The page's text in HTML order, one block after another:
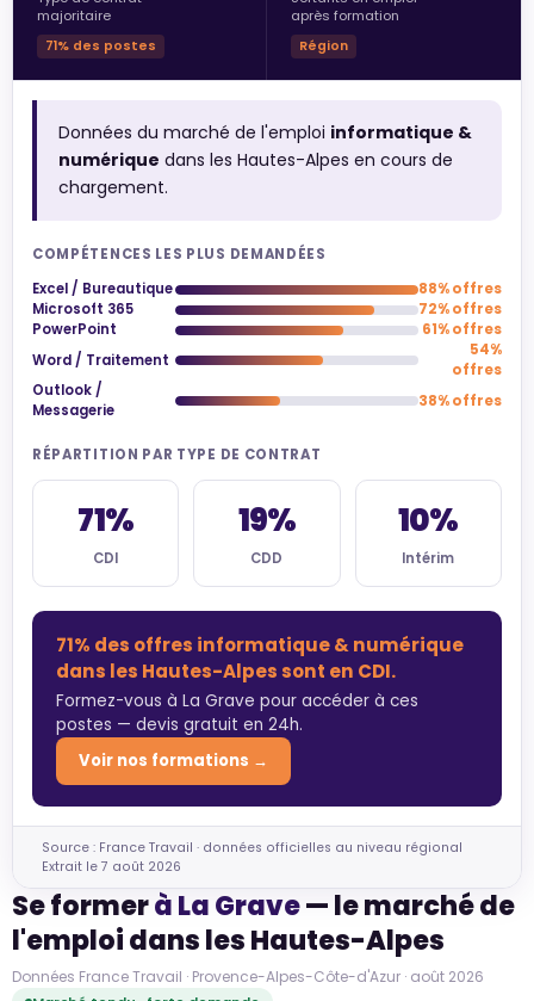
majoritaire
71% des postes
après formation
Région
Données du marché de l'emploi informatique &
numérique dans les Hautes-Alpes en cours de
chargement.
COMPÉTENCES LES PLUS DEMANDÉES
Excel / Bureautique
88% offres
Microsoft 365
72% offres
PowerPoint
61% offres
Word / Traitement
54%
offres
Outlook /
Messagerie
38% offres
RÉPARTITION PAR TYPE DE CONTRAT
71%
CDI
19%
CDD
10%
Intérim
71% des offres informatique & numérique
dans les Hautes-Alpes sont en CDI.
Formez-vous à La Grave pour accéder à ces
postes — devis gratuit en 24h.
Voir nos formations →
Source : France Travail · données officielles au niveau régional
Extrait le 7 août 2026
Se formerà La Grave— le marché de
l'emploi dans les Hautes-Alpes
Données France Travail · Provence-Alpes-Côte-d'Azur · août 2026